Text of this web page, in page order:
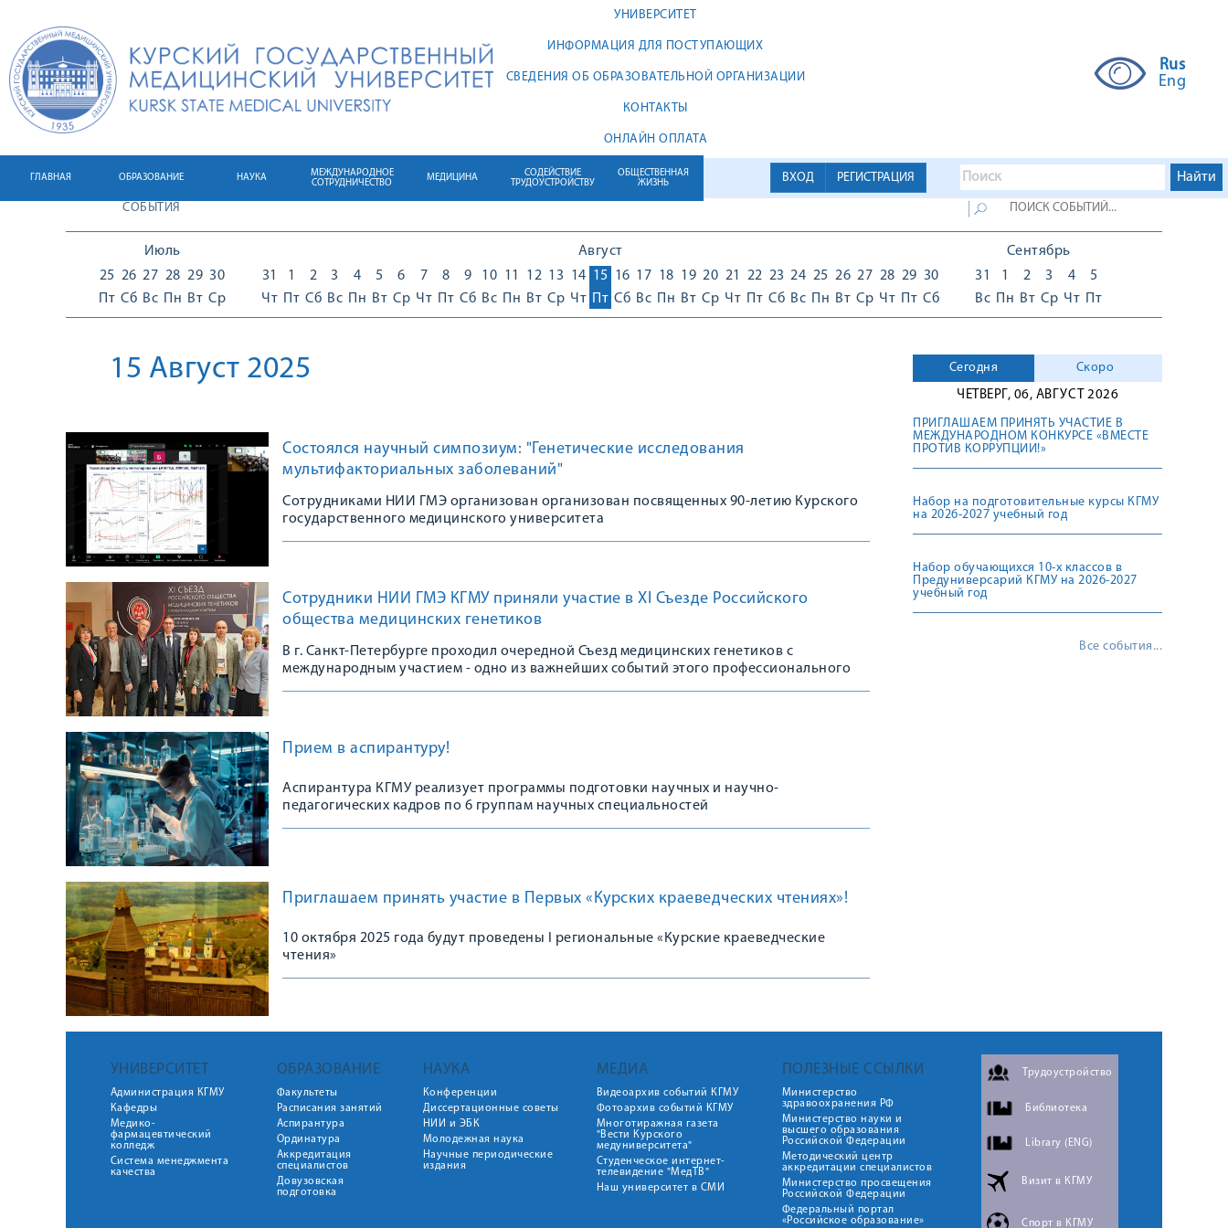
УНИВЕРСИТЕТ
ИНФОРМАЦИЯ ДЛЯ ПОСТУПАЮЩИХ
СВЕДЕНИЯ ОБ ОБРАЗОВАТЕЛЬНОЙ ОРГАНИЗАЦИИ
КОНТАКТЫ
ОНЛАЙН ОПЛАТА
Rus
Eng
ВХОД РЕГИСТРАЦИЯ
ГЛАВНАЯ ОБРАЗОВАНИЕ НАУКА
МЕЖДУНАРОДНОЕ
СОТРУДНИЧЕСТВО
МЕДИЦИНА
СОДЕЙСТВИЕ
ТРУДОУСТРОЙСТВУ
ОБЩЕСТВЕННАЯ
ЖИЗНЬ
СОБЫТИЯ
Июль
25
Пт
26
Сб
27
Вс
28
Пн
29
Вт
30
Ср
Август
31
Чт
1
Пт
2
Сб
3
Вс
4
Пн
5
Вт
6
Ср
7
Чт
8
Пт
9
Сб
10
Вс
11
Пн
12
Вт
13
Ср
14
Чт
15
Пт
16
Сб
17
Вс
18
Пн
19
Вт
20
Ср
21
Чт
22
Пт
23
Сб
24
Вс
25
Пн
26
Вт
27
Ср
28
Чт
29
Пт
30
Сб
Сентябрь
31
Вс
1
Пн
2
Вт
3
Ср
4
Чт
5
Пт
15 Август 2025
Состоялся научный симпозиум: "Генетические исследования
мультифакториальных заболеваний"
Сотрудниками НИИ ГМЭ организован организован посвященных 90-летию Курского
государственного медицинского университета
Сотрудники НИИ ГМЭ КГМУ приняли участие в XI Съезде Российского
общества медицинских генетиков
В г. Санкт-Петербурге проходил очередной Съезд медицинских генетиков с
международным участием - одно из важнейших событий этого профессионального
Прием в аспирантуру!
Аспирантура КГМУ реализует программы подготовки научных и научно-
педагогических кадров по 6 группам научных специальностей
Приглашаем принять участие в Первых «Курских краеведческих чтениях»!
10 октября 2025 года будут проведены I региональные «Курские краеведческие
чтения»
Сегодня
Скоро
ЧЕТВЕРГ, 06, АВГУСТ 2026
ПРИГЛАШАЕМ ПРИНЯТЬ УЧАСТИЕ В
МЕЖДУНАРОДНОМ КОНКУРСЕ «ВМЕСТЕ
ПРОТИВ КОРРУПЦИИ!»
Набор на подготовительные курсы КГМУ
на 2026-2027 учебный год
Набор обучающихся 10-х классов в
Предуниверсарий КГМУ на 2026-2027
учебный год
Все события...
УНИВЕРСИТЕТ
Администрация КГМУ
Кафедры
Медико-
фармацевтический
колледж
Система менеджмента
качества
ОБРАЗОВАНИЕ
Факультеты
Расписания занятий
Аспирантура
Ординатура
Аккредитация
специалистов
Довузовская
подготовка
НАУКА
Конференции
Диссертационные советы
НИИ и ЭБК
Молодежная наука
Научные периодические
издания
МЕДИА
Видеоархив событий КГМУ
Фотоархив событий КГМУ
Многотиражная газета
"Вести Курского
медуниверситета"
Студенческое интернет-
телевидение "МедТВ"
Наш университет в СМИ
ПОЛЕЗНЫЕ ССЫЛКИ
Министерство
здравоохранения РФ
Министерство науки и
высшего образования
Российской Федерации
Методический центр
аккредитации специалистов
Министерство просвещения
Российской Федерации
Федеральный портал
«Российское образование»
Трудоустройство
Библиотека
Library (ENG)
Визит в КГМУ
Спорт в КГМУ